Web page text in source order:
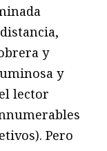
y
y
lector
Pero